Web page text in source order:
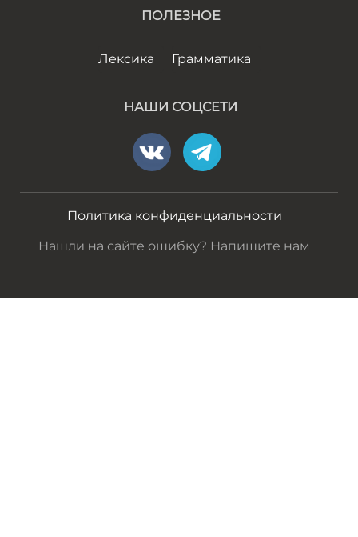
ПОЛЕЗНОЕ
Лексика Грамматика
НАШИ СОЦСЕТИ
Политика конфиденциальности
Нашли на сайте ошибку? Напишите нам